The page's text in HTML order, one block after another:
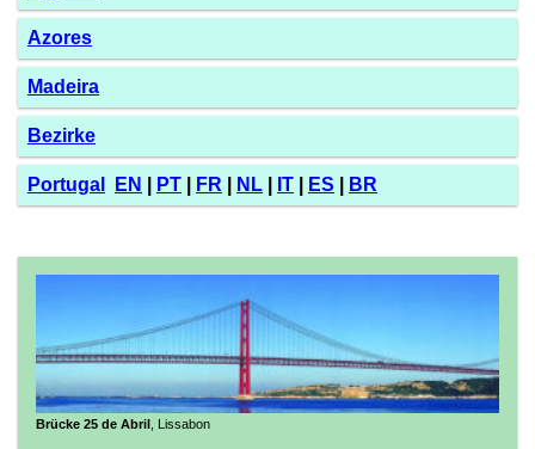
Azores
Madeira
Bezirke
Portugal EN PT FR NL IT ES BR
Brücke 25 de Abril , Lissabon